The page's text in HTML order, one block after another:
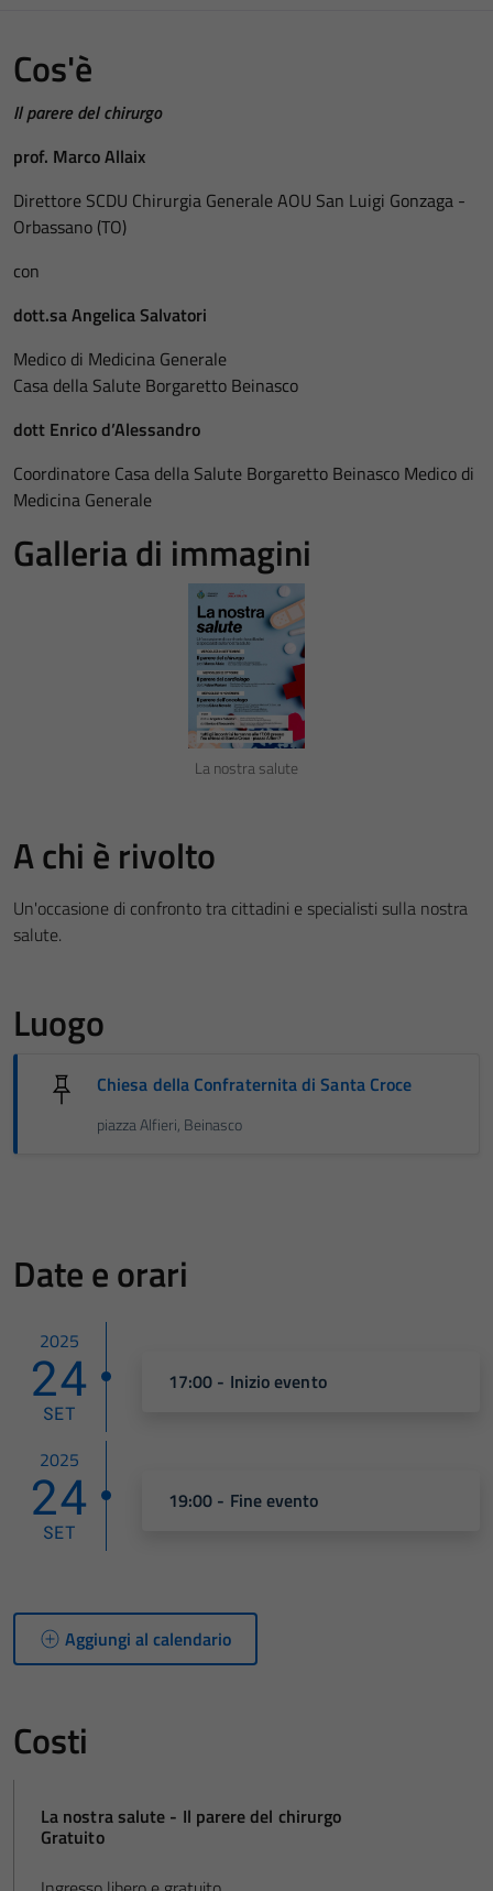
Cos'è
Il parere del chirurgo
prof. Marco Allaix
Direttore SCDU Chirurgia Generale AOU San Luigi Gonzaga -
Orbassano (TO)
con
dott.sa Angelica Salvatori
Medico di Medicina Generale
Casa della Salute Borgaretto Beinasco
dott Enrico d’Alessandro
Coordinatore Casa della Salute Borgaretto Beinasco Medico di
Medicina Generale
Galleria di immagini
La nostra salute
A chi è rivolto
Un'occasione di confronto tra cittadini e specialisti sulla nostra
salute.
Luogo
Chiesa della Confraternita di Santa Croce
piazza Alfieri, Beinasco
Date e orari
2025
24
SET
17:00 - Inizio evento
2025
24
SET
19:00 - Fine evento
Aggiungi al calendario
Costi
La nostra salute - Il parere del chirurgo
Gratuito